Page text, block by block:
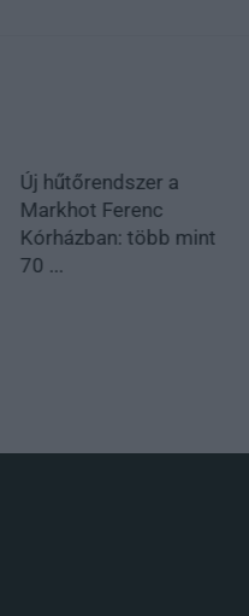
Új hűtőrendszer a
Markhot Ferenc
Kórházban: több mint
70 ...